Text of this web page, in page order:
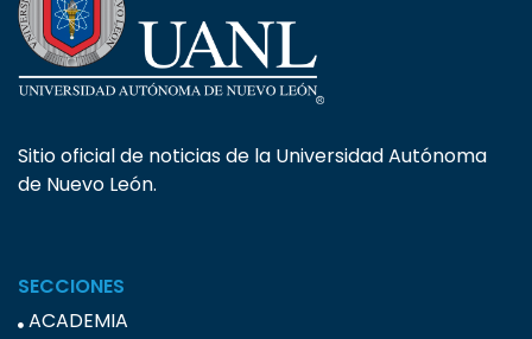
Sitio oficial de noticias de la Universidad Autónoma
de Nuevo León.
SECCIONES
ACADEMIA